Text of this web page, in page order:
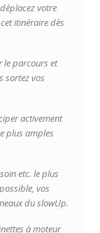
votre
itinéraire dès
parcours et
sortez vos
activement
plus amples
etc. le plus
vos
du slowUp.
à moteur